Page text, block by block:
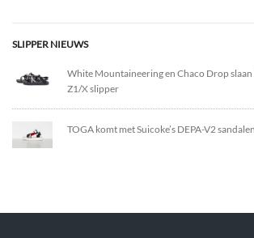
SLIPPER NIEUWS
White Mountaineering en Chaco Drop
Z1/X slipper
TOGA komt met Suicoke’s DEPA-V2